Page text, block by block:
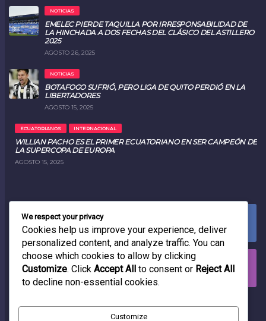
NOTICIAS
EMELEC PIERDE TAQUILLA POR IRRESPONSABILIDAD DE
LA HINCHADA A DOS FECHAS DEL CLÁSICO DEL ASTILLERO
2025
AGOSTO 26, 2025
NOTICIAS
BOTAFOGO SUFRIÓ, PERO LIGA DE QUITO PERDIÓ EN LA
LIBERTADORES
AGOSTO 15, 2025
ECUATORIANOS INTERNACIONAL
WILLIAN PACHO ES EL PRIMER ECUATORIANO EN SER CAMPEÓN DE
LA SUPERCOPA DE EUROPA
AGOSTO 15, 2025
FACEBOOK
0LIKES
INSTAGRAM
0FOLLOWERS
RADIO
We respect your privacy
Cookies help us improve your experience, deliver
personalized content, and analyze traffic. You can
choose which cookies to allow by clicking
Customize. Click Accept All to consent or Reject All
to decline non-essential cookies.
Customize